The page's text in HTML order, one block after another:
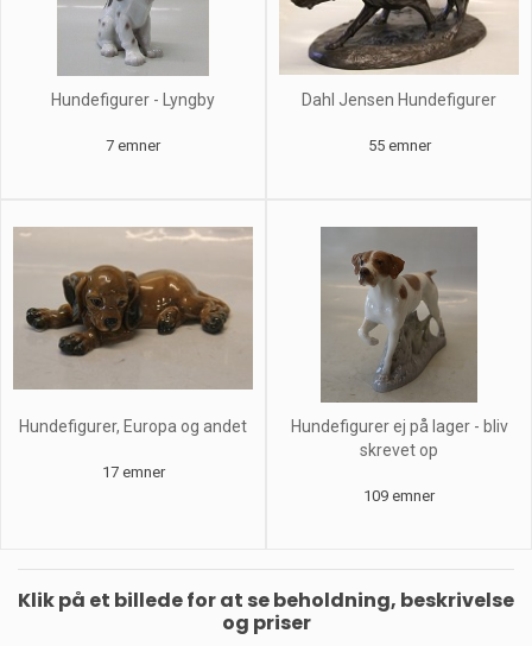
Hundefigurer - Lyngby
7 emner
Dahl Jensen Hundefigurer
55 emner
Hundefigurer, Europa og andet
17 emner
Hundefigurer ej på lager - bliv
skrevet op
109 emner
Klik på et billede for at se beholdning, beskrivelse
og priser